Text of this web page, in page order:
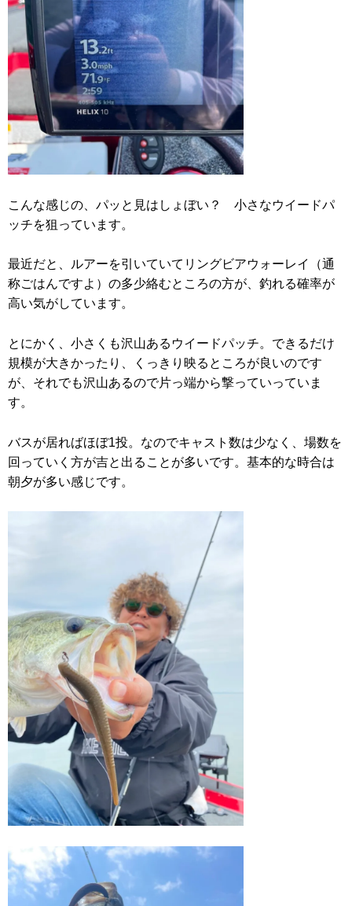
こんな感じの、パッと見はしょぼい？ 小さなウイードパ
ッチを狙っています。
最近だと、ルアーを引いていてリングビアウォーレイ（通
称ごはんですよ）の多少絡むところの方が、釣れる確率が
高い気がしています。
とにかく、小さくも沢山あるウイードパッチ。できるだけ
規模が大きかったり、くっきり映るところが良いのです
が、それでも沢山あるので片っ端から撃っていっていま
す。
バスが居ればほぼ1投。なのでキャスト数は少なく、場数を
回っていく方が吉と出ることが多いです。基本的な時合は
朝夕が多い感じです。